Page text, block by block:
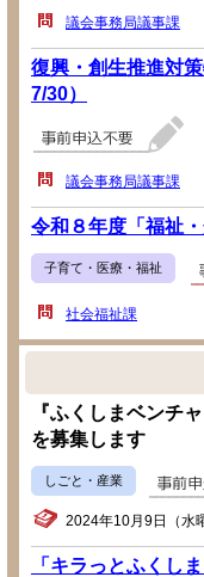
議会事務局議事課
復興・創生推進対
7/30）
議会事務局議事課
令和８年度「福祉
子育て・医療・福祉
社会福祉課
『ふくしまベンチ
を募集します
しごと・産業
2024年10月9日（水
「キラっとふくし